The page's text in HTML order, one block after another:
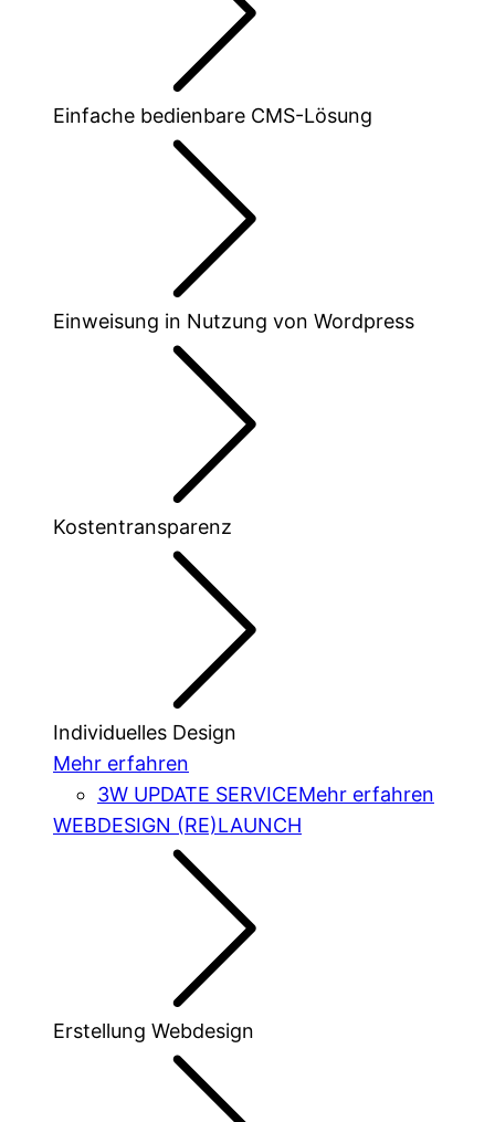
Einfache bedienbare CMS-Lösung
Einweisung in Nutzung von Wordpress
Kostentransparenz
Individuelles Design
Mehr erfahren
3W UPDATE SERVICEMehr erfahren
WEBDESIGN (RE)LAUNCH
Erstellung Webdesign